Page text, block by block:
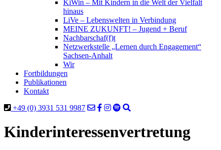
KiWin – Mit Kindern in die Welt der Vielfalt
hinaus
LiVe – Lebenswelten in Verbindung
MEINE ZUKUNFT! – Jugend + Beruf
Nachbarschaf(f)t
Netzwerkstelle „Lernen durch Engagement“
Sachsen-Anhalt
Wir
Fortbildungen
Publikationen
Kontakt
+49 (0) 3931 531 9987
Kinderinteressenvertretung